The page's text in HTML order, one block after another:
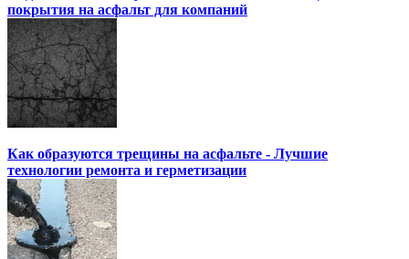
покрытия на асфальт для компаний
Как образуются трещины на асфальте - Лучшие
технологии ремонта и герметизации